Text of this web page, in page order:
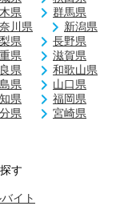
県
群馬県
川県
新潟県
県
長野県
県
滋賀県
県
和歌山県
県
山口県
県
福岡県
県
宮崎県
す
イト